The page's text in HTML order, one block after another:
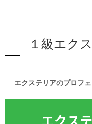
エクステリアのプロフ
１級エク